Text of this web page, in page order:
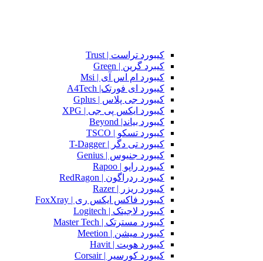
کیبورد تراست | Trust
کیبرد گرین | Green
کیبورد ام اس آی | Msi
کیبورد ای فورتک| A4Tech
کیبورد جی پلاس | Gplus
کیبورد ایکس پی جی | XPG
کیبورد بیاند| Beyond
کیبورد تسکو | TSCO
کیبورد تی دگر | T-Dagger
کیبورد جنیوس | Genius
کیبورد راپو | Rapoo
کیبورد ردراگون | RedRagon
کیبورد ریزر | Razer
کیبورد فاکس ایکس ری | FoxXray
کیبورد لاجیتک | Logitech
کیبورد مسترتک | Master Tech
کیبورد میشن | Meetion
کیبورد هویت | Havit
کیبورد کورسیر | Corsair